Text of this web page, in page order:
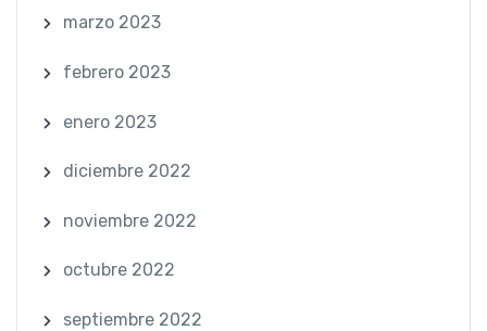
marzo 2023
febrero 2023
enero 2023
diciembre 2022
noviembre 2022
octubre 2022
septiembre 2022